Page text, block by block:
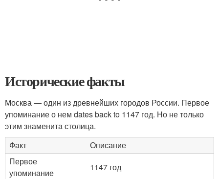
Исторические факты
Москва — один из древнейших городов России. Первое
упоминание о нем dates back to 1147 год. Но не только
этим знаменита столица.
Факт
Описание
Первое
упоминание
1147 год